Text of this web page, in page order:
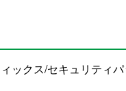
ックス/セキュリティ